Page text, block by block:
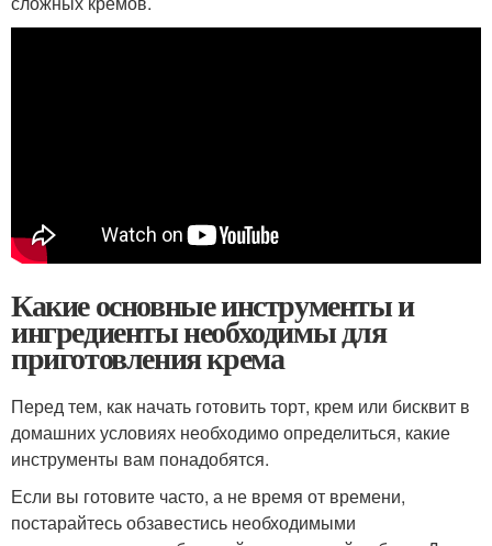
Какие основные инструменты и
ингредиенты необходимы для
приготовления крема
Перед тем, как начать готовить торт, крем или бисквит в
домашних условиях необходимо определиться, какие
инструменты вам понадобятся.
Если вы готовите часто, а не время от времени,
постарайтесь обзавестись необходимыми